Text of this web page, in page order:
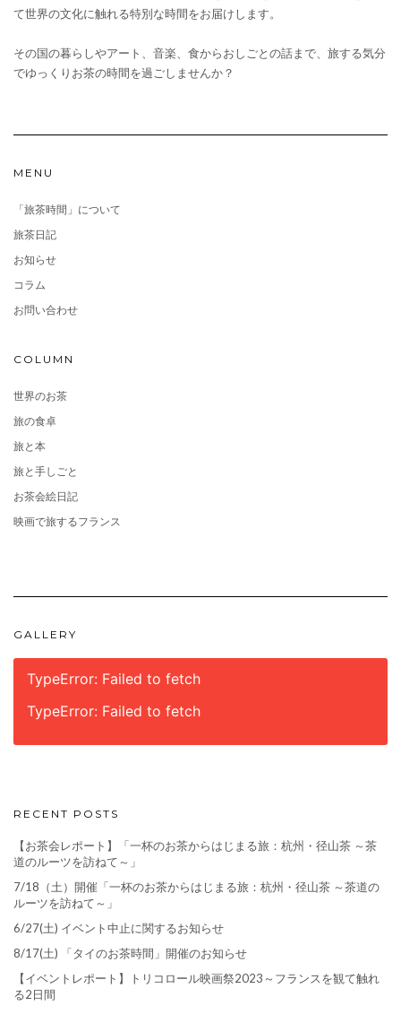
て世界の文化に触れる特別な時間をお届けします。
その国の暮らしやアート、音楽、食からおしごとの話まで、旅する気分
でゆっくりお茶の時間を過ごしませんか？
MENU
「旅茶時間」について
旅茶日記
お知らせ
コラム
お問い合わせ
COLUMN
世界のお茶
旅の食卓
旅と本
旅と手しごと
お茶会絵日記
映画で旅するフランス
GALLERY
TypeError: Failed to fetch
TypeError: Failed to fetch
RECENT POSTS
【お茶会レポート】「一杯のお茶からはじまる旅：杭州・径山茶 ～茶
道のルーツを訪ねて～」
7/18（土）開催「一杯のお茶からはじまる旅：杭州・径山茶 ～茶道の
ルーツを訪ねて～」
6/27(土) イベント中止に関するお知らせ
8/17(土) 「タイのお茶時間」開催のお知らせ
【イベントレポート】トリコロール映画祭2023～フランスを観て触れ
る2日間